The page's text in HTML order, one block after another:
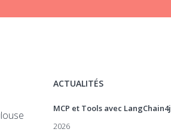
ACTUALITÉS
MCP et Tools avec LangChain4j
2026